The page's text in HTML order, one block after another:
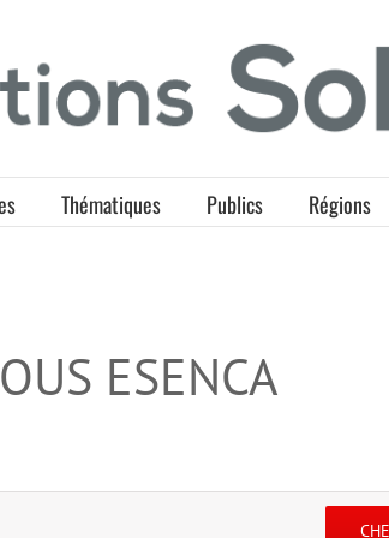
Thématiques Publics Régions
ESENCA